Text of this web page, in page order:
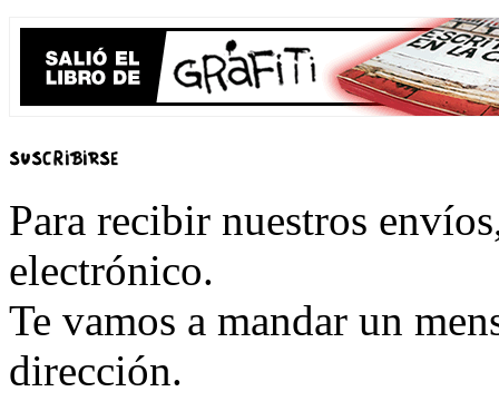
Para recibir nuestros
electrónico.
Te vamos a mandar un
dirección.